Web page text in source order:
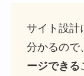
サイト設計
分かるので、
ージできる